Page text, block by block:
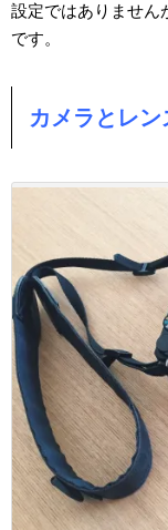
設定ではありません
です。
カメラとレ